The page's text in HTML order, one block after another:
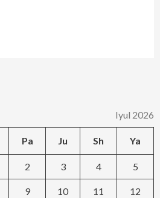
Iyul 2026
Pa Ju Sh Ya
2 3 4 5
9 10 11 12